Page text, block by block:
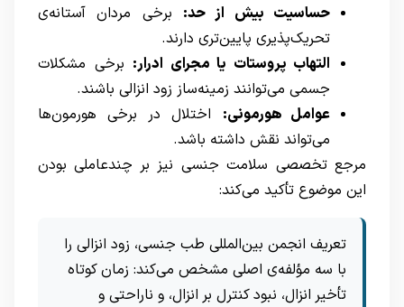
حساسیت بیش از حد: برخی مردان آستانه‌ی
تحریک‌پذیری پایین‌تری دارند.
التهاب پروستات یا مجرای ادرار: برخی مشکلات
جسمی می‌توانند زمینه‌ساز زود انزالی باشند.
عوامل هورمونی: اختلال در برخی هورمون‌ها
می‌تواند نقش داشته باشد.
مرجع تخصصی سلامت جنسی نیز بر چندعاملی بودن
این موضوع تأکید می‌کند:
تعریف انجمن بین‌المللی طب جنسی، زود انزالی را
با سه مؤلفه‌ی اصلی مشخص می‌کند: زمان کوتاه
تأخیر انزال، نبود کنترل بر انزال، و ناراحتی و